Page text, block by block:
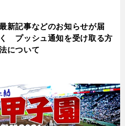
新記事などのお知らせが届
く プッシュ通知を受け取る方
について